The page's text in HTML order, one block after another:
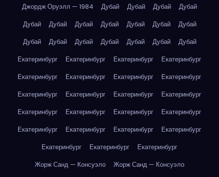
Джордж Оруэлл — 1984
Дубай Дубай Дубай
Дубай
Дубай
Дубай Дубай Дубай Дубай Дубай
Дубай
Дубай
Дубай Дубай Дубай Дубай Дубай
Дубай
Екатеринбург
Екатеринбург Екатеринбург
Екатеринбург
Екатеринбург
Екатеринбург Екатеринбург
Екатеринбург
Екатеринбург
Екатеринбург Екатеринбург
Екатеринбург
Екатеринбург
Екатеринбург Екатеринбург
Екатеринбург
Екатеринбург
Екатеринбург Екатеринбург
Екатеринбург
Екатеринбург
Екатеринбург
Екатеринбург
Жорж Санд — Консуэло
Жорж Санд — Консуэло